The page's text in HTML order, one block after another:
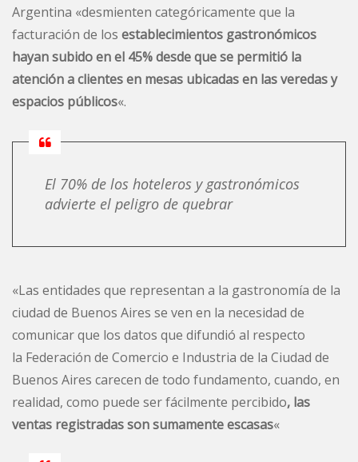
Argentina «desmienten categóricamente que la
facturación de los establecimientos gastronómicos
hayan subido en el 45% desde que se permitió la
atención a clientes en mesas ubicadas en las veredas y
espacios públicos«.
El 70% de los hoteleros y gastronómicos
advierte el peligro de quebrar
«Las entidades que representan a la gastronomía de la
ciudad de Buenos Aires se ven en la necesidad de
comunicar que los datos que difundió al respecto
la Federación de Comercio e Industria de la Ciudad de
Buenos Aires carecen de todo fundamento, cuando, en
realidad, como puede ser fácilmente percibido, las
ventas registradas son sumamente escasas«